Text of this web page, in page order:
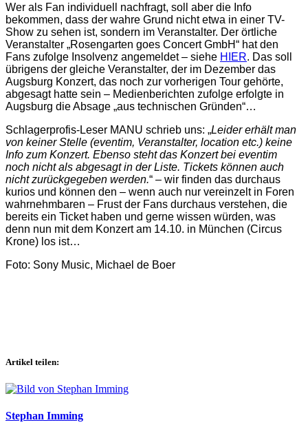
Wer als Fan individuell nachfragt, soll aber die Info
bekommen, dass der wahre Grund nicht etwa in einer TV-
Show zu sehen ist, sondern im Veranstalter. Der örtliche
Veranstalter „Rosengarten goes Concert GmbH“ hat den
Fans zufolge Insolvenz angemeldet – siehe HIER. Das soll
übrigens der gleiche Veranstalter, der im Dezember das
Augsburg Konzert, das noch zur vorherigen Tour gehörte,
abgesagt hatte sein – Medienberichten zufolge erfolgte in
Augsburg die Absage „aus technischen Gründen“…
Schlagerprofis-Leser MANU schrieb uns: „Leider erhält man
von keiner Stelle (eventim, Veranstalter, location etc.) keine
Info zum Konzert. Ebenso steht das Konzert bei eventim
noch nicht als abgesagt in der Liste. Tickets können auch
nicht zurückgegeben werden.“ – wir finden das durchaus
kurios und können den – wenn auch nur vereinzelt in Foren
wahrnehmbaren – Frust der Fans durchaus verstehen, die
bereits ein Ticket haben und gerne wissen würden, was
denn nun mit dem Konzert am 14.10. in München (Circus
Krone) los ist…
Foto: Sony Music, Michael de Boer
Artikel teilen:
Stephan Imming